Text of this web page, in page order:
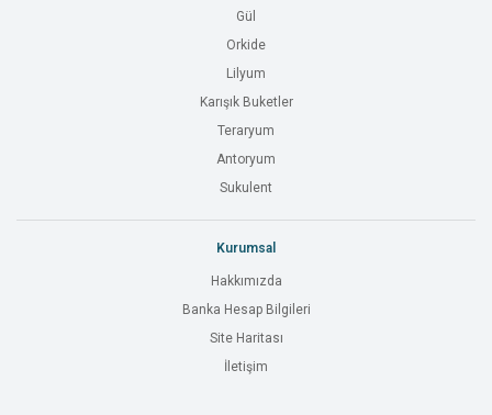
Gül
Orkide
Lilyum
Karışık Buketler
Teraryum
Antoryum
Sukulent
Kurumsal
Hakkımızda
Banka Hesap Bilgileri
Site Haritası
İletişim